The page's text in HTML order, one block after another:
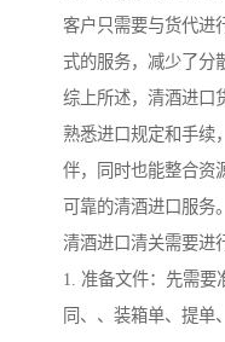
客户只需要与货代进
式的服务，减少了分
综上所述，清酒进口
熟悉进口规定和手续
伴，同时也能整合资
可靠的清酒进口服务。
清酒进口清关需要进
1. 准备文件：先需要
同、、装箱单、提单